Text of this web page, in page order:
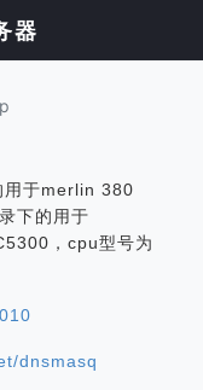
器
于merlin 380
下的用于
，cpu型号为
dnsmasq